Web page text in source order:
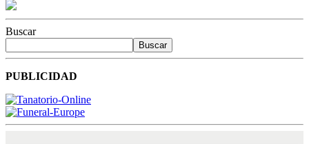
Buscar
Buscar
PUBLICIDAD